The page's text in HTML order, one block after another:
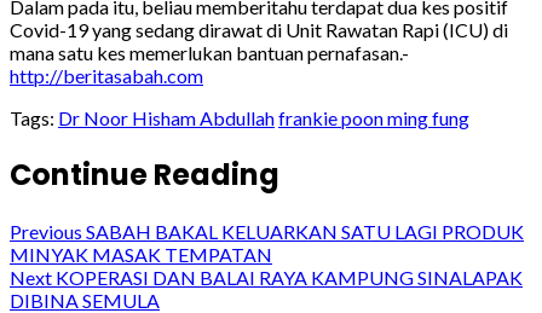
Dalam pada itu, beliau memberitahu terdapat dua kes positif
Covid-19 yang sedang dirawat di Unit Rawatan Rapi (ICU) di
mana satu kes memerlukan bantuan pernafasan.-
http://beritasabah.com
Tags: Dr Noor Hisham Abdullahfrankie poon ming fung
Continue Reading
Previous SABAH BAKAL KELUARKAN SATU LAGI PRODUK
MINYAK MASAK TEMPATAN
Next KOPERASI DAN BALAI RAYA KAMPUNG SINALAPAK
DIBINA SEMULA